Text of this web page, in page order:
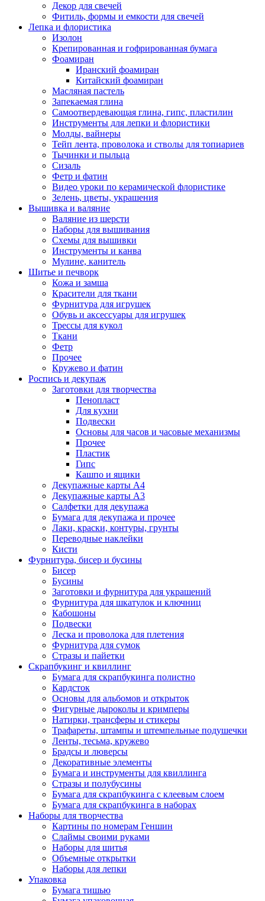
Декор для свечей
Фитиль, формы и емкости для свечей
Лепка и флористика
Изолон
Крепированная и гофрированная бумага
Фоамиран
Иранский фоамиран
Китайский фоамиран
Масляная пастель
Запекаемая глина
Самоотвердевающая глина, гипс, пластилин
Инструменты для лепки и флористики
Молды, вайнеры
Тейп лента, проволока и стволы для топиариев
Тычинки и пыльца
Сизаль
Фетр и фатин
Видео уроки по керамической флористике
Зелень, цветы, украшения
Вышивка и валяние
Валяние из шерсти
Наборы для вышивания
Схемы для вышивки
Инструменты и канва
Мулине, канитель
Шитье и печворк
Кожа и замша
Красители для ткани
Фурнитура для игрушек
Обувь и аксессуары для игрушек
Трессы для кукол
Ткани
Фетр
Прочее
Кружево и фатин
Роспись и декупаж
Заготовки для творчества
Пенопласт
Для кухни
Подвески
Основы для часов и часовые механизмы
Прочее
Пластик
Гипс
Кашпо и ящики
Декупажные карты А4
Декупажные карты А3
Салфетки для декупажа
Бумага для декупажа и прочее
Лаки, краски, контуры, грунты
Переводные наклейки
Кисти
Фурнитура, бисер и бусины
Бисер
Бусины
Заготовки и фурнитура для украшений
Фурнитура для шкатулок и ключниц
Кабошоны
Подвески
Леска и проволока для плетения
Фурнитура для сумок
Стразы и пайетки
Скрапбукинг и квиллинг
Бумага для скрапбукинга полистно
Кардсток
Основы для альбомов и открыток
Фигурные дыроколы и кримперы
Натирки, трансферы и стикеры
Трафареты, штампы и штемпельные подушечки
Ленты, тесьма, кружево
Брадсы и люверсы
Декоративные элементы
Бумага и инструменты для квиллинга
Стразы и полубусины
Бумага для скрапбукинга с клеевым слоем
Бумага для скрапбукинга в наборах
Наборы для творчества
Картины по номерам Геншин
Слаймы своими руками
Наборы для шитья
Объемные открытки
Наборы для лепки
Упаковка
Бумага тишью